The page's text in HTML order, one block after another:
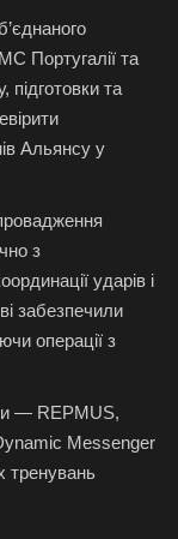
Португалії та
підготовки та
Альянсу у
з
ударів і
забезпечили
операції з
— REPMUS,
Messenger
тренувань